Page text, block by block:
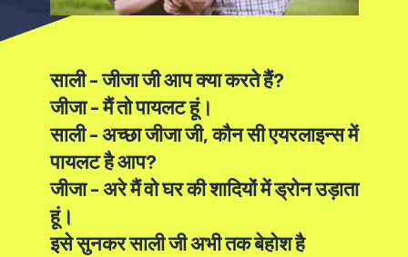
साली - जीजा जी आप क्या करते हैं?
जीजा - मैं तो पायलट हूं।
साली - अच्छा जीजा जी, कौन सी एयरलाइन्स में
पायलट है आप?
जीजा - अरे मैं वो घर की शादियों में ड्रोन उड़ाता
हूं।
इसे सुनकर साली जी अभी तक बेहोश है